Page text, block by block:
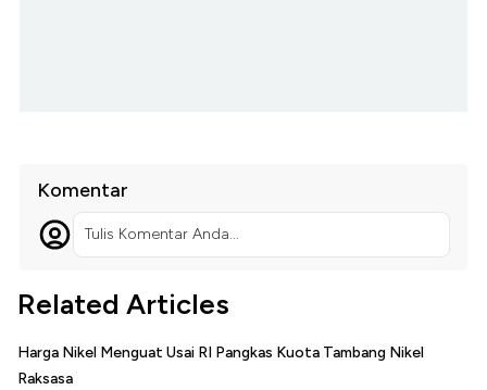
Komentar
Tulis Komentar Anda...
Related Articles
Harga Nikel Menguat Usai RI Pangkas Kuota Tambang Nikel
Raksasa